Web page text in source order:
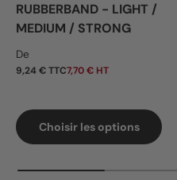
RUBBERBAND - LIGHT /
MEDIUM / STRONG
Prix habituel
De
9,24 € TTC7,70 € HT
Choisir les options